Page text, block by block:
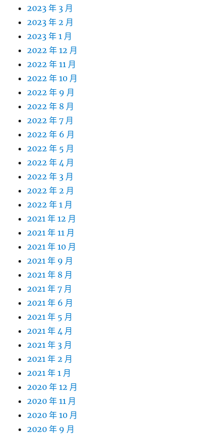
2023 年 3 月
2023 年 2 月
2023 年 1 月
2022 年 12 月
2022 年 11 月
2022 年 10 月
2022 年 9 月
2022 年 8 月
2022 年 7 月
2022 年 6 月
2022 年 5 月
2022 年 4 月
2022 年 3 月
2022 年 2 月
2022 年 1 月
2021 年 12 月
2021 年 11 月
2021 年 10 月
2021 年 9 月
2021 年 8 月
2021 年 7 月
2021 年 6 月
2021 年 5 月
2021 年 4 月
2021 年 3 月
2021 年 2 月
2021 年 1 月
2020 年 12 月
2020 年 11 月
2020 年 10 月
2020 年 9 月